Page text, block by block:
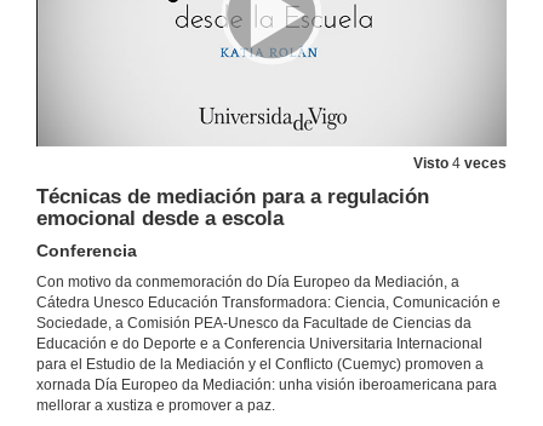
Visto 4 veces
Técnicas de mediación para a regulación
emocional desde a escola
Conferencia
Con motivo da conmemoración do Día Europeo da Mediación, a
Cátedra Unesco Educación Transformadora: Ciencia, Comunicación e
Sociedade, a Comisión PEA-Unesco da Facultade de Ciencias da
Educación e do Deporte e a Conferencia Universitaria Internacional
para el Estudio de la Mediación y el Conflicto (Cuemyc) promoven a
xornada Día Europeo da Mediación: unha visión iberoamericana para
mellorar a xustiza e promover a paz.